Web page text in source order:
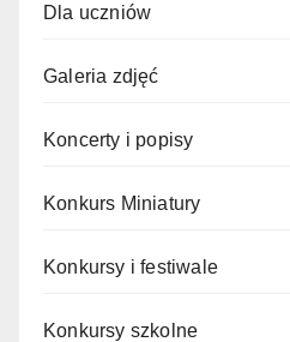
Dla uczniów
Galeria zdjęć
Koncerty i popisy
Konkurs Miniatury
Konkursy i festiwale
Konkursy szkolne